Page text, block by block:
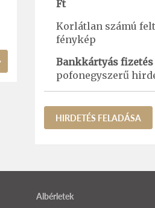
Ft
Korlátlan számú
fénykép
Bankkártyás fizetés
pofonegyszerű
HIRDETÉS FELADÁSA
Albérletek